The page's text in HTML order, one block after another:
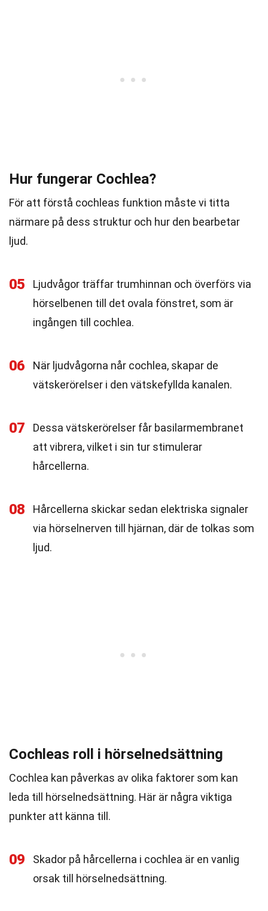
Hur fungerar Cochlea?
För att förstå cochleas funktion måste vi titta
närmare på dess struktur och hur den bearbetar
ljud.
05
Ljudvågor träffar trumhinnan och överförs via
hörselbenen till det ovala fönstret, som är
ingången till cochlea.
06
När ljudvågorna når cochlea, skapar de
vätskerörelser i den vätskefyllda kanalen.
07
Dessa vätskerörelser får basilarmembranet
att vibrera, vilket i sin tur stimulerar
hårcellerna.
08
Hårcellerna skickar sedan elektriska signaler
via hörselnerven till hjärnan, där de tolkas som
ljud.
Cochleas roll i hörselnedsättning
Cochlea kan påverkas av olika faktorer som kan
leda till hörselnedsättning. Här är några viktiga
punkter att känna till.
09
Skador på hårcellerna i cochlea är en vanlig
orsak till hörselnedsättning.